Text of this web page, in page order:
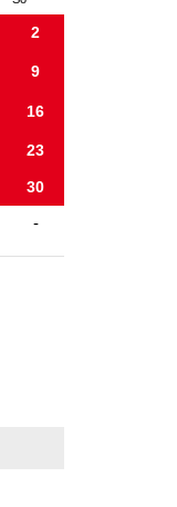
2
9
16
23
30
-